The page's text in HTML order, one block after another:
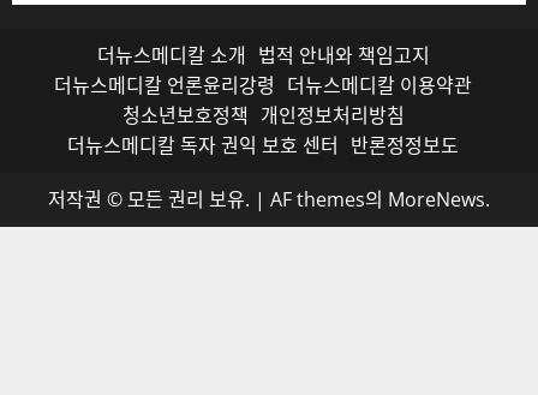
더뉴스메디칼 소개 법적 안내와 책임고지
더뉴스메디칼 언론윤리강령 더뉴스메디칼 이용약관
청소년보호정책 개인정보처리방침
더뉴스메디칼 독자 권익 보호 센터 반론정정보도
저작권 © 모든 권리 보유. | AF themes의 MoreNews.